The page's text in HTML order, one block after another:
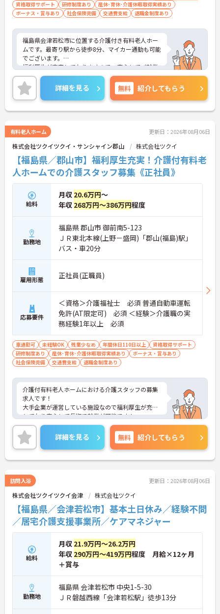
資格取得サポート
研修制度あり
産休･育休･介護休暇取得実績あり
ボーナス・賞与あり
社会保険完備 交通費支給 退職金制度あり
福島県会津若松市に位置する介護付き有料老人ホー
ムです。最寄り駅から徒歩8分、マイカー通勤も可能
でございます。
福利厚生が充実しておりますので、安心してご就業
いただけます。
年間休日が119日としっかりお休みを取得できるの
で、ワークライフバランスを大切にしたい方におす
すめです。
ご興味のある方には、面接対策ポイントなど、さら
さい！
詳細を見る 無料 紹介してもらう
有料老人ホーム 更新日：2026年08月06日
株式会社ツクイツクイ・サンシャイン郡山 株式会社ツクイ
【福島県／郡山市】福利厚生充実！介護付有料老
人ホームでの介護スタッフ募集《正社員》
給料
月収 20.6万円～
年収 268万円～386万円程度
勤務地
福島県 郡山市 御前南5-123
ＪＲ東北本線(上野－盛岡)「郡山(福島)駅」
バス・車20分
雇用形態 正社員(正職員)
応募要件
＜資格＞介護福祉士 必須 普通自動車運転
免許(AT限定可) 必須 ＜経験＞介護職の実
務経験1年以上 必須
車通勤可 未経験OK 残業少なめ 年間休日110日以上
資格取得サポート
研修制度あり
産休･育休･介護休暇取得実績あり
ボーナス・賞与あり
社会保険完備
交通費支給 退職金制度あり
介護付有料老人ホームにおける介護スタッフの募集
求人です！
大手企業が運営している施設なので福利厚生が充実
しており安心して長期で就業が可能です！
ご興味ある方には、面接のポイントなど、さらに詳
細をお話致しますのでお気軽にご相談ください。
詳細を見る 無料 紹介してもらう
訪問入浴 更新日：2026年08月06日
株式会社ツクイツクイ会津 株式会社ツクイ
【福島県／会津若松市】基本土日休み／経験不問
／居宅介護支援事業所／ケアマネジャー
給料
月収 21.9万円～26.2万円
年収 290万円～419万円程度 月給×12ヶ月
＋賞与
勤務地
福島県 会津若松市 中央1-5-30
ＪＲ磐越西線「会津若松駅」徒歩13分